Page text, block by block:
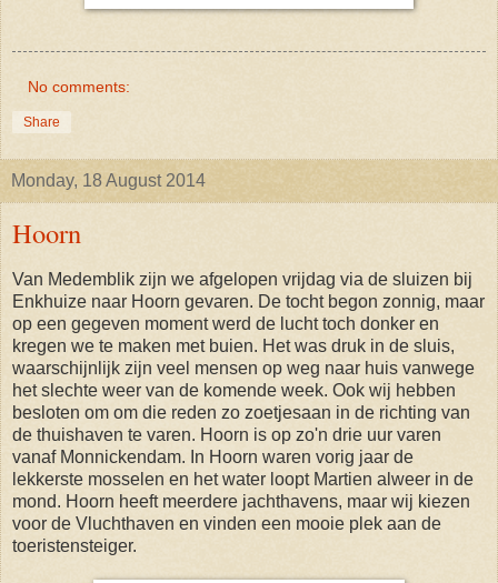
No comments:
Share
Monday, 18 August 2014
Hoorn
Van Medemblik zijn we afgelopen vrijdag via de sluizen bij
Enkhuize naar Hoorn gevaren. De tocht begon zonnig, maar
op een gegeven moment werd de lucht toch donker en
kregen we te maken met buien. Het was druk in de sluis,
waarschijnlijk zijn veel mensen op weg naar huis vanwege
het slechte weer van de komende week. Ook wij hebben
besloten om om die reden zo zoetjesaan in de richting van
de thuishaven te varen. Hoorn is op zo'n drie uur varen
vanaf Monnickendam. In Hoorn waren vorig jaar de
lekkerste mosselen en het water loopt Martien alweer in de
mond. Hoorn heeft meerdere jachthavens, maar wij kiezen
voor de Vluchthaven en vinden een mooie plek aan de
toeristensteiger.